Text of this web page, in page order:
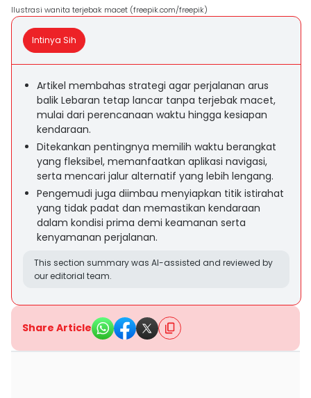
Ilustrasi wanita terjebak macet (freepik.com/freepik)
Intinya Sih
Artikel membahas strategi agar perjalanan arus
balik Lebaran tetap lancar tanpa terjebak macet,
mulai dari perencanaan waktu hingga kesiapan
kendaraan.
Ditekankan pentingnya memilih waktu berangkat
yang fleksibel, memanfaatkan aplikasi navigasi,
serta mencari jalur alternatif yang lebih lengang.
Pengemudi juga diimbau menyiapkan titik istirahat
yang tidak padat dan memastikan kendaraan
dalam kondisi prima demi keamanan serta
kenyamanan perjalanan.
This section summary was AI-assisted and reviewed by
our editorial team.
Share Article